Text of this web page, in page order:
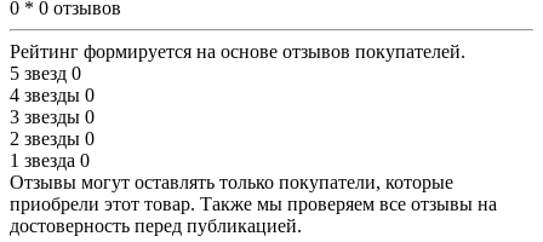
0 * 0 отзывов
Рейтинг формируется на основе отзывов покупателей.
5 звезд 0
4 звезды 0
3 звезды 0
2 звезды 0
1 звезда 0
Отзывы могут оставлять только покупатели, которые
приобрели этот товар. Также мы проверяем все отзывы на
достоверность перед публикацией.